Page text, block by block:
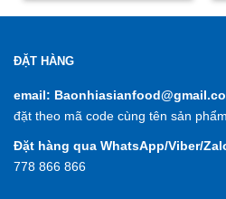
ĐẶT HÀNG
email:
đặt theo mã code cùng tên sản
Đặt hàng qua WhatsApp/Viber/
778 866 866